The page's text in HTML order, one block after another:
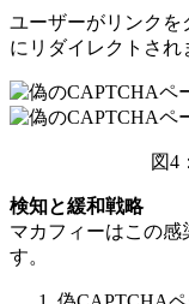
ユーザーがリンクを
にリダイレクトされ
図4
検知と緩和戦略
マカフィーはこの感
す。